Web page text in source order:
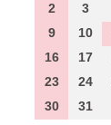
2
3
9
10
16
17
23
24
30
31